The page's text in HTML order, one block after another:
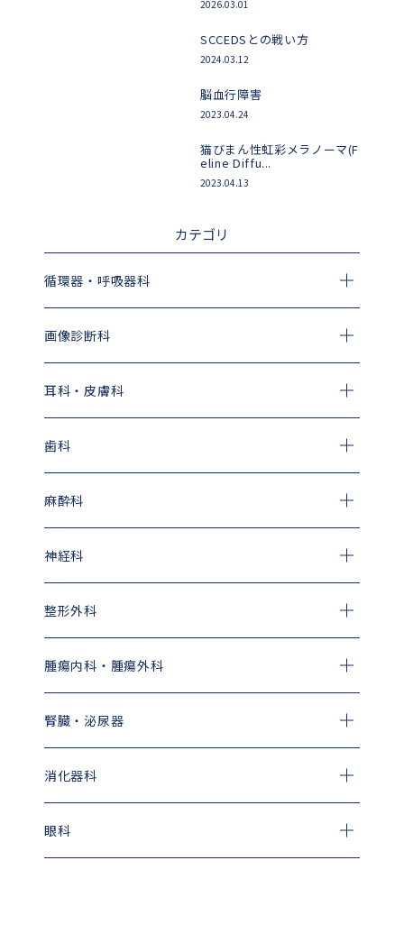
2026.03.01
SCCEDSとの戦い方
2024.03.12
脳血行障害
2023.04.24
猫びまん性虹彩メラノーマ(F
eline Diffu...
2023.04.13
カテゴリ
循環器・呼吸器科
画像診断科
耳科・皮膚科
歯科
麻酔科
神経科
整形外科
腫瘍内科・腫瘍外科
腎臓・泌尿器
消化器科
眼科